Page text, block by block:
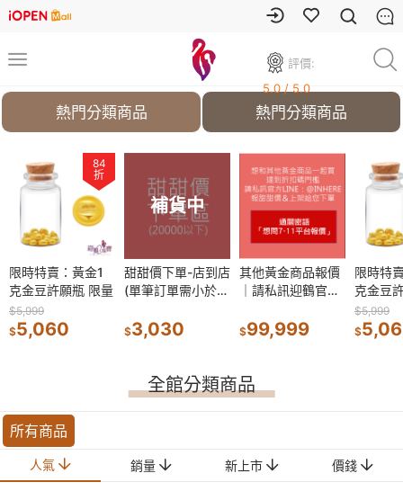
評價:
5.0 / 5.0
熱門分類商品 熱門分類商品
84
折
限時特賣：黃金1
克金豆許願瓶 限量
$5,999
$5,060
補貨中
甜甜價下單-店到店
(單筆訂單需小於
$3,030
其他黃金商品報價
｜請私訊迎鶴官方
$99,999
限時特
克金豆
$5,999
$
品報價
鶴官方
折
限時特賣：黃金1
克金豆許願瓶 限量
$
5,060
補貨中
甜甜價下單-店到店
(單筆訂單需小於
$ 3,030
其他黃金商品報價
｜請私訊迎鶴官方
LINE：@INHERE
$99,999
全館分類商品
所有商品
人氣 銷量 新上市 價錢